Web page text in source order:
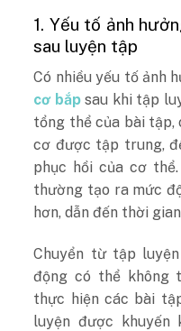
1. Yếu tố ảnh
sau luyện tập
Có nhiều yếu tố ảnh
cơ bắpsau khi tập
tổng thể của bài tập,
cơ được tập trung,
phục hồi của cơ
thường tạo ra mức
hơn, dẫn đến thời
Chuyển từ tập
động có thể không
thực hiện các bài
luyện được